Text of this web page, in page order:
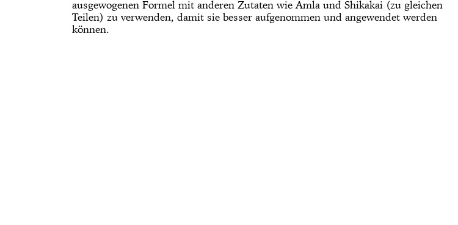
ausgewogenen Formel mit anderen Zutaten wie Amla und Shikakai (zu gleichen
Teilen) zu verwenden, damit sie besser aufgenommen und angewendet werden
können.